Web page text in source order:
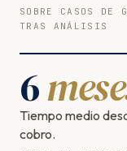
SOBRE CASOS DE
TRAS ANÁLISIS
6
Tiempo medio
cobro.